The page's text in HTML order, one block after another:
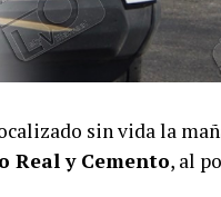
sin vida la
Real y Cemento, al